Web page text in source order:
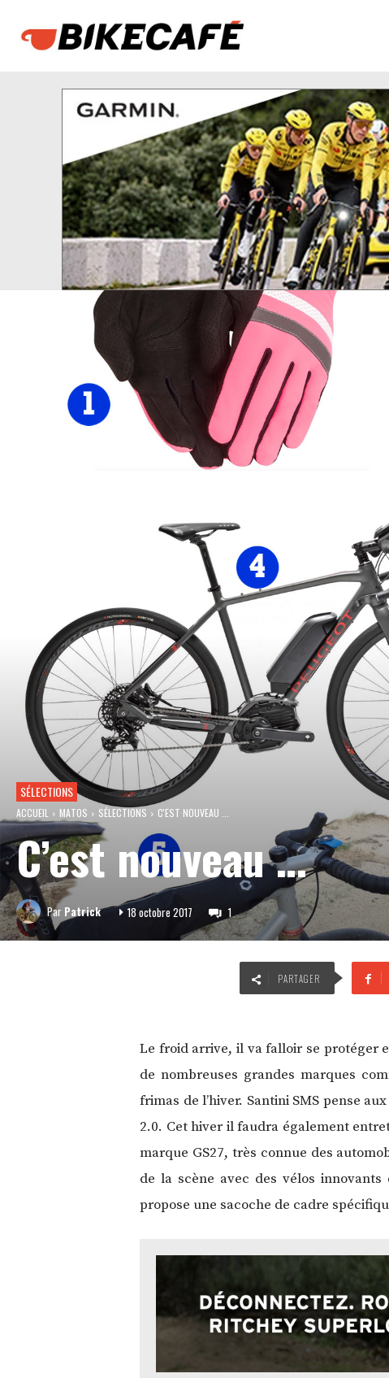
SÉLECTIONS
ACCUEIL MATOS SÉLECTIONS C'EST NOUVEAU ...
C’est nouveau …
Par Patrick 18 octobre 2017 1
PARTAGER
Le froid arrive, il va falloir se protéger
de nombreuses grandes marques
frimas de l’hiver. Santini SMS pense
2.0. Cet hiver il faudra également
marque GS27, très connue des
de la scène avec des vélos
propose une sacoche de cadre